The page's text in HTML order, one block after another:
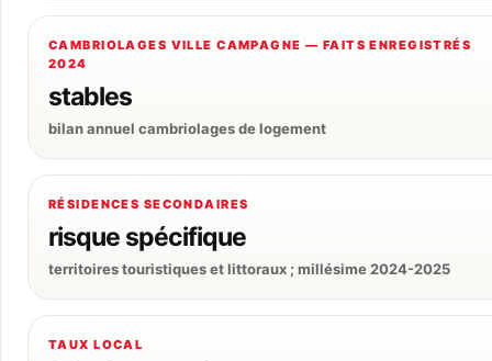
CAMBRIOLAGES VILLE CAMPAGNE — FAITS ENREGISTRÉS
2024
stables
bilan annuel cambriolages de logement
RÉSIDENCES SECONDAIRES
risque spécifique
territoires touristiques et littoraux ; millésime 2024-2025
TAUX LOCAL